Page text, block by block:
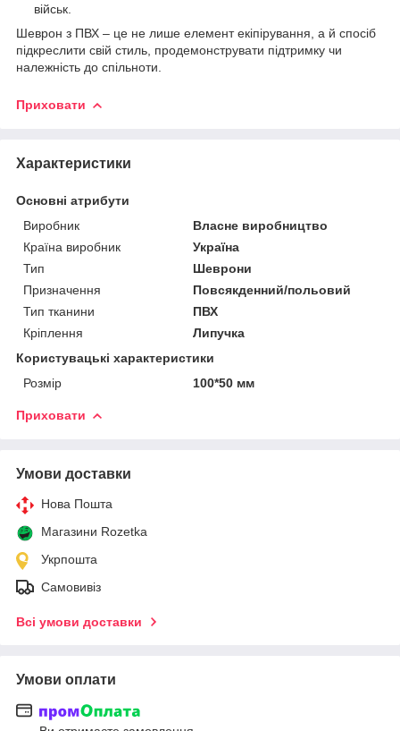
військ.
Шеврон з ПВХ – це не лише елемент екіпірування, а й спосіб
підкреслити свій стиль, продемонструвати підтримку чи
належність до спільноти.
Приховати
Характеристики
Основні атрибути
Виробник
Власне виробництво
Країна виробник
Україна
Тип
Шеврони
Призначення
Повсякденний/польовий
Тип тканини
ПВХ
Кріплення
Липучка
Користувацькі характеристики
Розмір
100*50 мм
Приховати
Умови доставки
Нова Пошта
Магазини Rozetka
Укрпошта
Самовивіз
Всі умови доставки
Умови оплати